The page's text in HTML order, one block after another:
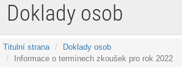
Doklady osob
Titulní strana
Doklady osob
Informace o termínech zkoušek pro rok 2022